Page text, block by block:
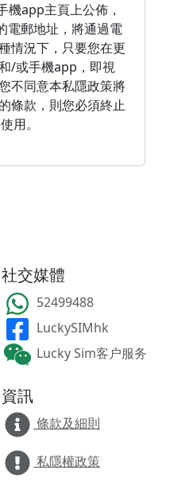
機app主頁上公佈，
電郵地址，將通過電
情況下，只要您在更
/或手機app，即視
不同意本私隱政策將
條款，則您必須終止
用。
社交媒體
52499488
LuckySIMhk
Lucky Sim客户服务
資訊
條款及細則
私隱權政策